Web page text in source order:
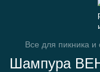
Все для пикника и
Шампура